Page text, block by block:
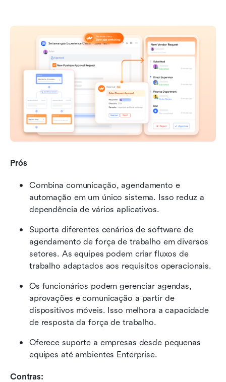
Prós
Combina comunicação, agendamento e
automação em um único sistema. Isso reduz a
dependência de vários aplicativos.
Suporta diferentes cenários de software de
agendamento de força de trabalho em diversos
setores. As equipes podem criar fluxos de
trabalho adaptados aos requisitos operacionais.
Os funcionários podem gerenciar agendas,
aprovações e comunicação a partir de
dispositivos móveis. Isso melhora a capacidade
de resposta da força de trabalho.
Oferece suporte a empresas desde pequenas
equipes até ambientes Enterprise.
Contras: